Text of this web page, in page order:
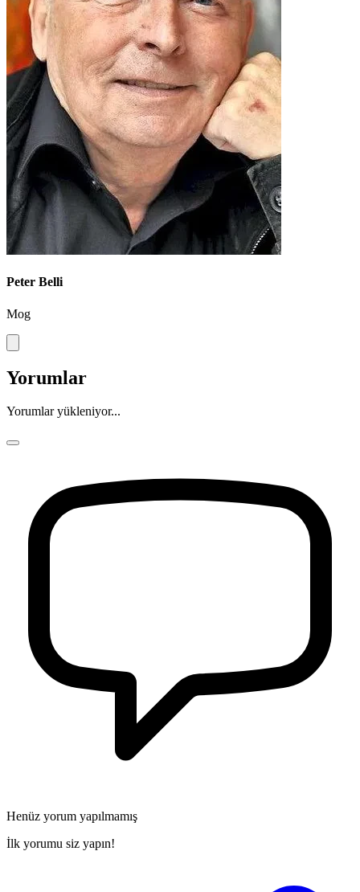
Peter Belli
Mog
Yorumlar
Yorumlar yükleniyor...
Henüz yorum yapılmamış
İlk yorumu siz yapın!